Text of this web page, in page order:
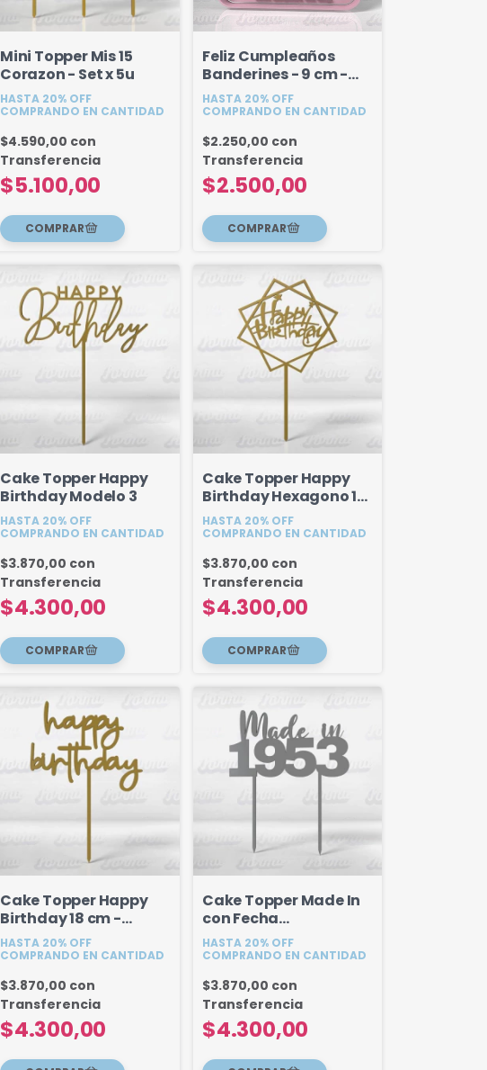
Mini Topper Mis 15
Corazon - Set x 5u
HASTA 20% OFF
COMPRANDO EN CANTIDAD
$5.100,00
$4.590,00 con
Transferencia
Feliz Cumpleaños
Banderines - 9 cm -
Galleta
HASTA 20% OFF
COMPRANDO EN CANTIDAD
$2.500,00
$2.250,00 con
Transferencia
Cake Topper Happy
Birthday Modelo 3
HASTA 20% OFF
COMPRANDO EN CANTIDAD
$4.300,00
$3.870,00 con
Transferencia
Cake Topper Happy
Birthday Hexagono 18
cm
HASTA 20% OFF
COMPRANDO EN CANTIDAD
$4.300,00
$3.870,00 con
Transferencia
Cake Topper Happy
Birthday 18 cm -
Modelo 5
HASTA 20% OFF
COMPRANDO EN CANTIDAD
$4.300,00
$3.870,00 con
Transferencia
Cake Topper Made In
con Fecha
Personalizada - 18 cm
HASTA 20% OFF
COMPRANDO EN CANTIDAD
$4.300,00
$3.870,00 con
Transferencia